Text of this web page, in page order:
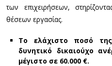
των επιχειρήσεων,
θέσεων εργασίας.
Το ελάχιστο ποσό
δυνητικό δικαιούχο
μέγιστο σε 60.000 €.